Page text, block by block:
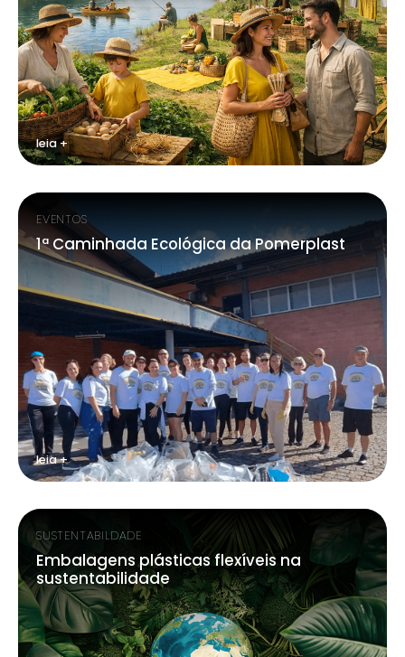
leia +
EVENTOS
1ª Caminhada Ecológica da Pomerplast
leia +
SUSTENTABILDADE
Embalagens plásticas flexíveis na
sustentabilidade